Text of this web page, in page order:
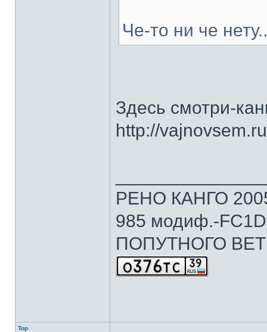
Че-то ни че
Здесь смотри-
http://
РЕНО КАНГО
985 модиф.-
ПОПУТНОГО
Top